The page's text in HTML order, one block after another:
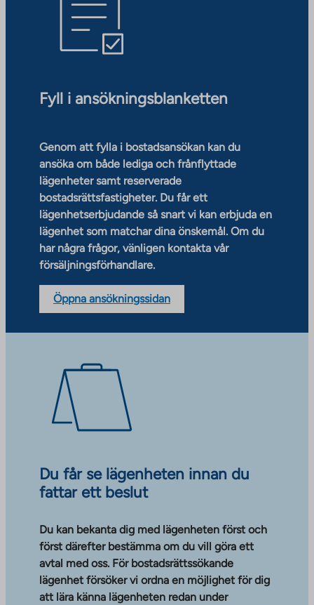
Fyll i ansökningsblanketten
Genom att fylla i bostadsansökan kan du
ansöka om både lediga och frånflyttade
lägenheter samt reserverade
bostadsrättsfastigheter. Du får ett
lägenhetserbjudande så snart vi kan erbjuda en
lägenhet som matchar dina önskemål. Om du
har några frågor, vänligen kontakta vår
försäljningsförhandlare.
Öppna ansökningssidan
Du får se lägenheten innan du
fattar ett beslut
Du kan bekanta dig med lägenheten först och
först därefter bestämma om du vill göra ett
avtal med oss. För bostadsrättssökande
lägenhet försöker vi ordna en möjlighet för dig
att lära känna lägenheten redan under